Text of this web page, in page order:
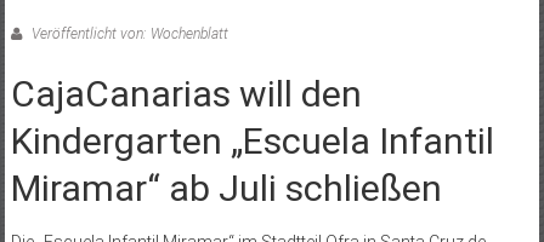
Veröffentlicht von: Wochenblatt
CajaCanarias will den
Kindergarten „Escuela Infantil
Miramar“ ab Juli schließen